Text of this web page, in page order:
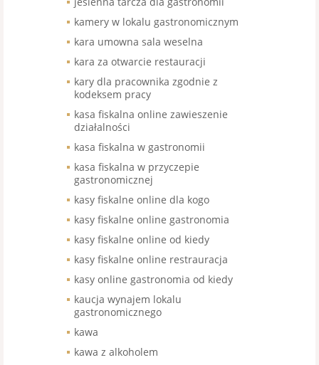
kamery w lokalu gastronomicznym
kara umowna sala weselna
kara za otwarcie restauracji
kary dla pracownika zgodnie z
kodeksem pracy
kasa fiskalna online zawieszenie
działalności
kasa fiskalna w gastronomii
kasa fiskalna w przyczepie
gastronomicznej
kasy fiskalne online dla kogo
kasy fiskalne online gastronomia
kasy fiskalne online od kiedy
kasy fiskalne online restrauracja
kasy online gastronomia od kiedy
kaucja wynajem lokalu
gastronomicznego
kawa
kawa z alkoholem